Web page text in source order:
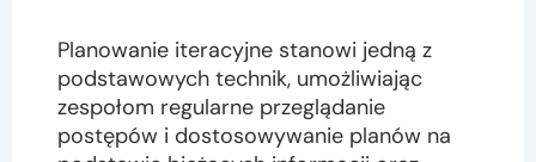
Planowanie iteracyjne stanowi jedną z
podstawowych technik, umożliwiając
zespołom regularne przeglądanie
postępów i dostosowywanie planów na